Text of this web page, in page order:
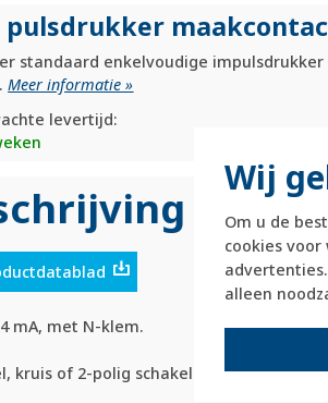
Wij
Om u de
cookies
alleen
standaard enkelvoudige
Meer informatie »
levertijd:
mA, met N-klem.
kruis of 2-polig schakelaar 10 A of voor